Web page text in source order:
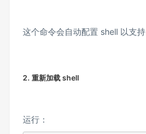
这个命令会自动配置 shell 以支持
2. 重新加载 shell
运行：